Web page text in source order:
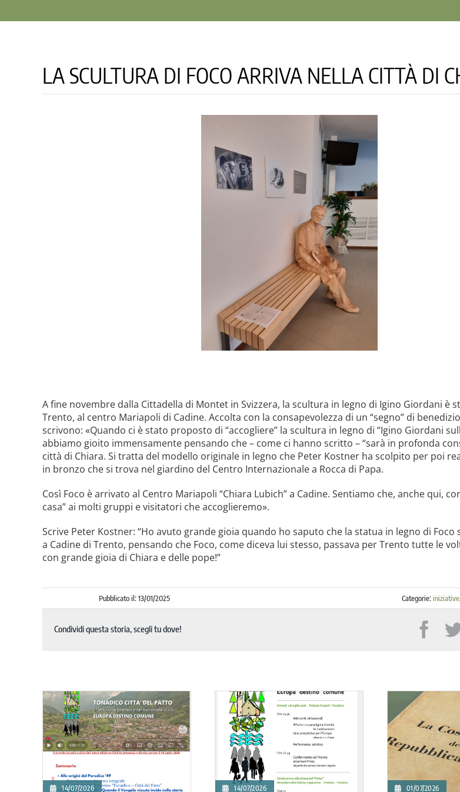
LA SCULTURA DI FOCO ARRIVA NELLA CITTÀ DI
A fine novembre dalla Cittadella di Montet in Svizzera, la scultura in legno di Igino Giordani è
Trento, al centro Mariapoli di Cadine. Accolta con la consapevolezza di un “segno” di
scrivono: «Quando ci è stato proposto di “accogliere” la scultura in legno di “Igino Giordani
abbiamo gioito immensamente pensando che – come ci hanno scritto – “sarà in profonda
città di Chiara. Si tratta del modello originale in legno che Peter Kostner ha scolpito per poi
in bronzo che si trova nel giardino del Centro Internazionale a Rocca di Papa.
Così Foco è arrivato al Centro Mariapoli “Chiara Lubich” a Cadine. Sentiamo che, anche qui,
casa” ai molti gruppi e visitatori che accoglieremo».
Scrive Peter Kostner: “Ho avuto grande gioia quando ho saputo che la statua in legno di Foco
a Cadine di Trento, pensando che Foco, come diceva lui stesso, passava per Trento tutte le
con grande gioia di Chiara e delle pope!”
Pubblicato il: 13/01/2025 Categorie:iniziative
Condividi questa storia, scegli tu dove!
14/07/2026 01/07/2026 09/05/2026